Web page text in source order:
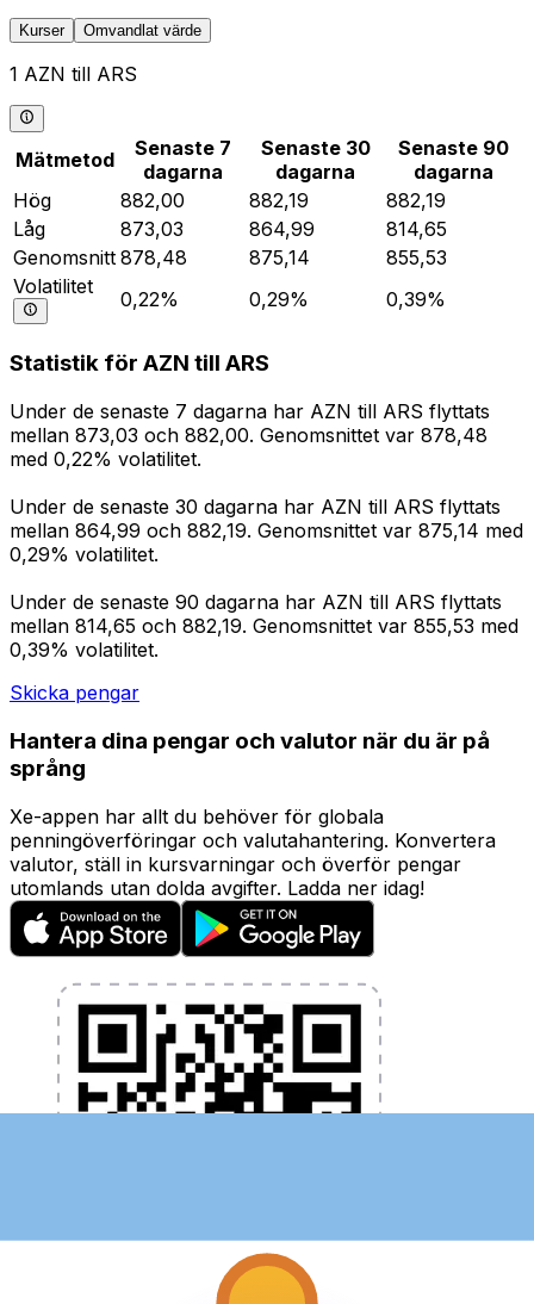
Kurser Omvandlat värde
1 AZN till ARS
Mätmetod
Senaste 7
dagarna
Senaste 30
dagarna
Senaste 90
dagarna
Hög
882,00 882,19
882,19
Låg
873,03 864,99
814,65
Genomsnitt 878,48 875,14
855,53
Volatilitet
0,22% 0,29% 0,39%
Statistik för AZN till ARS
Under de senaste 7 dagarna har AZN till ARS flyttats
mellan 873,03 och 882,00. Genomsnittet var 878,48
med 0,22% volatilitet.
Under de senaste 30 dagarna har AZN till ARS flyttats
mellan 864,99 och 882,19. Genomsnittet var 875,14 med
0,29% volatilitet.
Under de senaste 90 dagarna har AZN till ARS flyttats
mellan 814,65 och 882,19. Genomsnittet var 855,53 med
0,39% volatilitet.
Skicka pengar
Hantera dina pengar och valutor när du är på
språng
Xe-appen har allt du behöver för globala
penningöverföringar och valutahantering. Konvertera
valutor, ställ in kursvarningar och överför pengar
utomlands utan dolda avgifter. Ladda ner idag!